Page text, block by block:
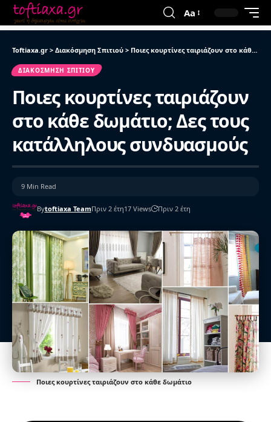
Aa
Toftiaxa.gr > Διακόσμηση Σπιτιού > Ποιες κουρτίνες ταιριάζουν στο κάθε δωμάτιο; Δες τους κατάλληλους συνδυασμούς
ΔΙΑΚΌΣΜΗΣΗ ΣΠΙΤΙΟΎ
Ποιες κουρτίνες ταιριάζουν
στο κάθε δωμάτιο; Δες τους
κατάλληλους συνδυασμούς
Bytoftiaxa TeamΠριν 2 έτη17 Views Πριν 2 έτη
9 Min Read
Ποιες κουρτίνες ταιριάζουν στο κάθε δωμάτιο